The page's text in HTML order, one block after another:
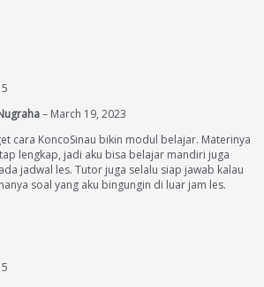
– March 19, 2023
cara KoncoSinau bikin modul belajar. Materinya
lengkap, jadi aku bisa belajar mandiri juga
jadwal les. Tutor juga selalu siap jawab kalau
soal yang aku bingungin di luar jam les.